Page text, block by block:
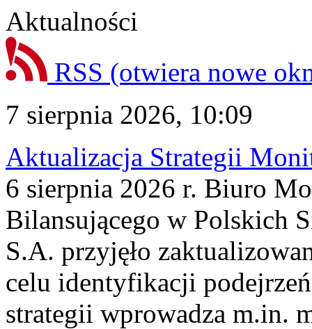
Aktualności
RSS (otwiera nowe
7 sierpnia 2026, 10:09
Aktualizacja Strategii
6 sierpnia 2026 r. Biuro
Bilansującego w Polskich
S.A. przyjęło
celu identyfikacji
strategii wprowadza m.in.